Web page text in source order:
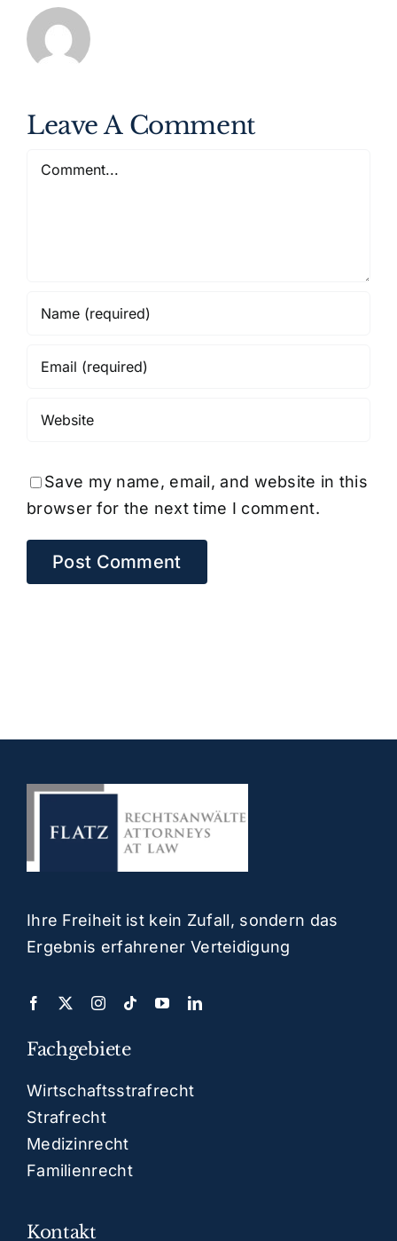
Leave A Comment
Comment
Save my name, email, and website in this
browser for the next time I comment.
Ihre Freiheit ist kein Zufall, sondern das
Ergebnis erfahrener Verteidigung
Fachgebiete
Wirtschaftsstrafrecht
Strafrecht
Medizinrecht
Familienrecht
Kontakt